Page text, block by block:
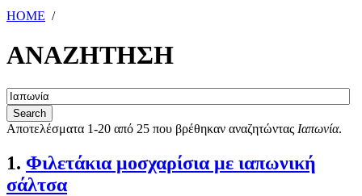
HOME /
ΑΝΑΖΗΤΗΣΗ
Αποτελέσματα 1-20 από 25 που βρέθηκαν αναζητώντας Ιαπωνία.
1. Φιλετάκια μοσχαρίσια με ιαπωνική
σάλτσα